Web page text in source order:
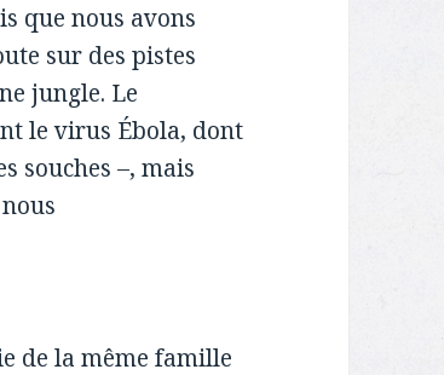
que nous avons
sur des pistes
jungle. Le
le virus Ébola, dont
souches –, mais
de la même famille